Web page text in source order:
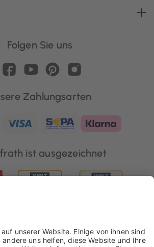
Folgen Sie uns
Zahlungsarten
ist ausgezeichnet